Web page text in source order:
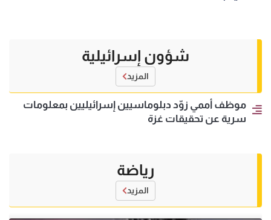
شؤون إسرائيلية
المزيد
موظف أممي زوّد دبلوماسيين إسرائيليين بمعلومات
سرية عن تحقيقات غزة
رياضة
المزيد